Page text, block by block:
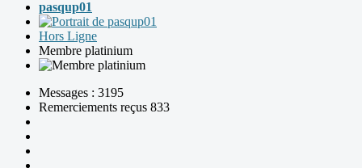
pasqup01
Hors Ligne
Membre platinium
Messages : 3195
Remerciements reçus 833